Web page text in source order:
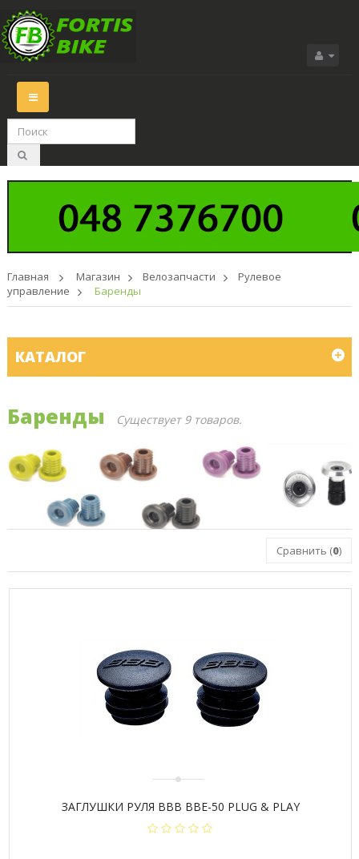
Переключить
навигации
Главная > Магазин > Велозапчасти >
Рулевое
управление
> Баренды
КАТАЛОГ
Баренды Существует 9 товаров.
Сравнить (0)
ЗАГЛУШКИ РУЛЯ BBB BBE-50 PLUG & PLAY